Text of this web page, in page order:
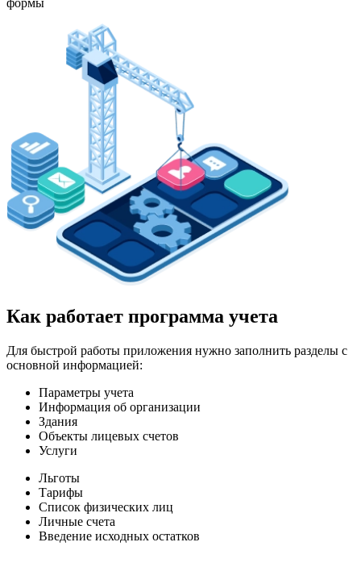
Как работает программа учета
Для быстрой работы приложения нужно заполнить разделы с
основной информацией:
Параметры учета
Информация об организации
Здания
Объекты лицевых счетов
Услуги
Льготы
Тарифы
Список физических лиц
Личные счета
Введение исходных остатков